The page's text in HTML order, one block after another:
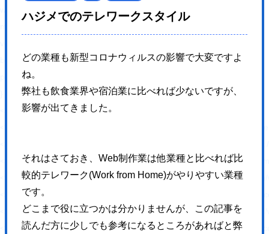
ハジメでのテレワークスタイル
どの業種も新型コロナウィルスの影響で大変ですよ
ね。
弊社も飲食業界や宿泊業に比べれば少ないですが、
影響が出てきました。
それはさておき、Web制作業は他業種と比べれば比
較的テレワーク(Work from Home)がやりやすい業種
です。
どこまで役に立つかは分かりませんが、この記事を
読んだ方に少しでも参考になるところがあればと弊
width: 1em !important;
background: none !important;
padding: 0 !important;
</style>
<link rel='stylesheet' id='sb-type-std-css' href='https://
<link rel='stylesheet' id='sb-type-fb-css' href='https://
<link rel='stylesheet' id='sb-type-fb-flat-css' href='https://
<link rel='stylesheet' id='sb-type-ln-css' href='https://
<link rel='stylesheet' id='sb-type-ln-flat-css' href='https://